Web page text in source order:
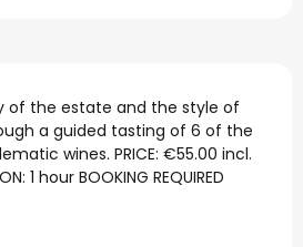
of the estate and the style of
a guided tasting of 6 of the
wines. PRICE: €55.00 incl.
1 hour BOOKING REQUIRED